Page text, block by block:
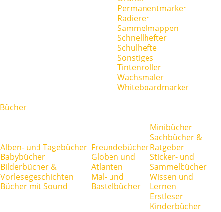
Permanentmarker
Radierer
Sammelmappen
Schnellhefter
Schulhefte
Sonstiges
Tintenroller
Wachsmaler
Whiteboardmarker
Bücher
Alben- und Tagebücher
Babybücher
Bilderbücher &
Vorlesegeschichten
Bücher mit Sound
Freundebücher
Globen und
Atlanten
Mal- und
Bastelbücher
Minibücher
Sachbücher &
Ratgeber
Sticker- und
Sammelbücher
Wissen und
Lernen
Erstleser
Kinderbücher